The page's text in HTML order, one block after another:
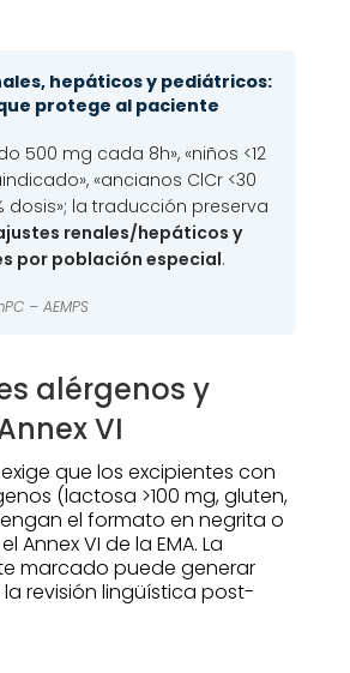
hepáticos y pediátricos:
protege al paciente
500 mg cada 8h», «niños <12
«ancianos ClCr <30
dosis»; la traducción preserva
renales/hepáticos y
por población especial.
– AEMPS
alérgenos y
VI
que los excipientes con
(lactosa >100 mg, gluten,
el formato en negrita o
Annex VI de la EMA. La
marcado puede generar
revisión lingüística post-